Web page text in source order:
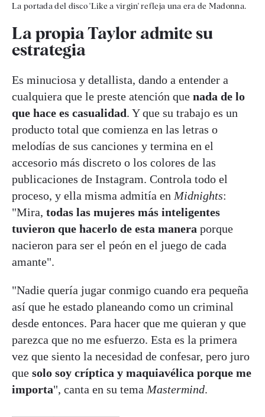
La portada del disco 'Like a virgin' refleja una era de Madonna.
La propia Taylor admite su
estrategia
Es minuciosa y detallista, dando a entender a
cualquiera que le preste atención que nada de lo
que hace es casualidad. Y que su trabajo es un
producto total que comienza en las letras o
melodías de sus canciones y termina en el
accesorio más discreto o los colores de las
publicaciones de Instagram. Controla todo el
proceso, y ella misma admitía en Midnights:
"Mira, todas las mujeres más inteligentes
tuvieron que hacerlo de esta manera porque
nacieron para ser el peón en el juego de cada
amante".
"Nadie quería jugar conmigo cuando era pequeña
así que he estado planeando como un criminal
desde entonces. Para hacer que me quieran y que
parezca que no me esfuerzo. Esta es la primera
vez que siento la necesidad de confesar, pero juro
que solo soy críptica y maquiavélica porque me
importa", canta en su tema Mastermind.